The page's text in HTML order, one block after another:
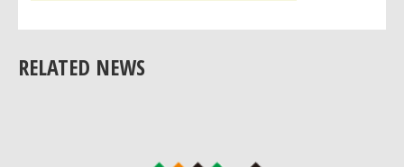
RELATED NEWS